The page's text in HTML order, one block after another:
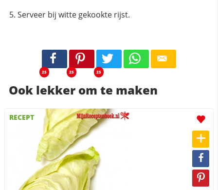
Serveer bij witte gekookte rijst.
25 25 25
Ook lekker om te maken
RECEPT